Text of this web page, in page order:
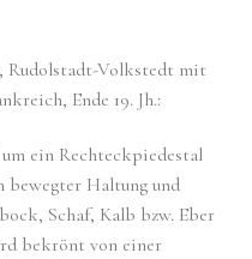
Rudolstadt-Volkstedt mit
Ende 19. Jh.:
ein Rechteckpiedestal
Haltung und
Schaf, Kalb bzw. Eber
bekrönt von einer